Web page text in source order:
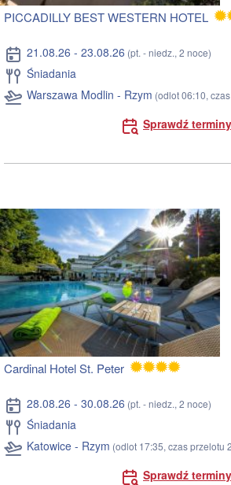
PICCADILLY BEST WESTERN HOTEL
21.08.26 - 23.08.26 (pt. - niedz., 2 noce)
Śniadania
Warszawa Modlin - Rzym (odlot 06:10,
Sprawdź terminy
Cardinal Hotel St. Peter
28.08.26 - 30.08.26 (pt. - niedz., 2 noce)
Śniadania
Katowice - Rzym (odlot 17:35, czas przelotu
Sprawdź terminy